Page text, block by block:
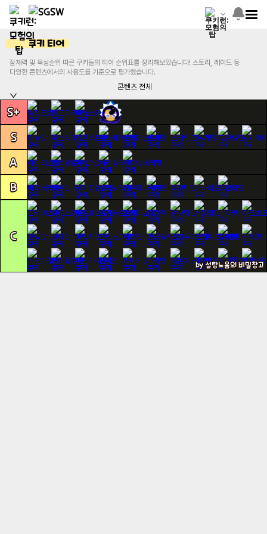
쿠키 티어
잠재력 및 육성순위 따른 쿠키들의 티어 순위표를 정리해보았습니다! 스토리, 레이드 등
다양한 콘텐츠에서의 사용도를 기준으로 평가했습니다.
콘텐츠 전체
S+
S
A
B
C
by설탕노움의 비밀창고